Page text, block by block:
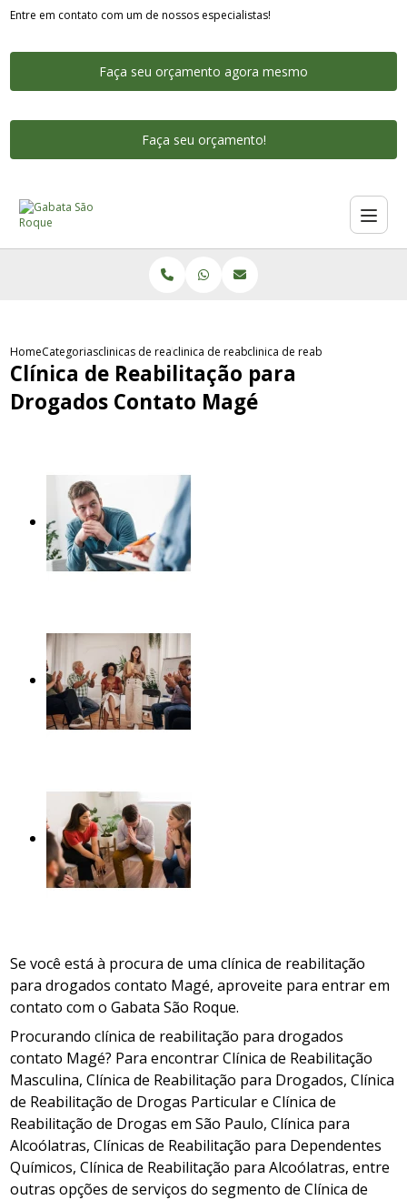
Entre em contato com um de nossos especialistas!
Faça seu orçamento agora mesmo
Faça seu orçamento!
HomeCategoriasclinicas de reabilitacao para drogados
clinica de reabilitacao para drogados rio de
clinica de reabilitacao para
Clínica de Reabilitação para
Drogados Contato Magé
Se você está à procura de uma clínica de reabilitação
para drogados contato Magé, aproveite para entrar em
contato com o Gabata São Roque.
Procurando clínica de reabilitação para drogados
contato Magé? Para encontrar Clínica de Reabilitação
Masculina, Clínica de Reabilitação para Drogados, Clínica
de Reabilitação de Drogas Particular e Clínica de
Reabilitação de Drogas em São Paulo, Clínica para
Alcoólatras, Clínicas de Reabilitação para Dependentes
Químicos, Clínica de Reabilitação para Alcoólatras, entre
outras opções de serviços do segmento de Clínica de